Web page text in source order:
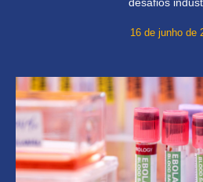
16 de junho de